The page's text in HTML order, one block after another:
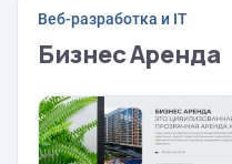
Веб-разработка и IT
Бизнес Аренда